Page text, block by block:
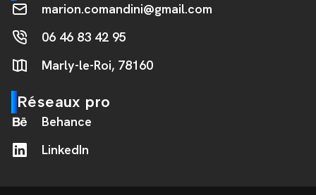
marion.comandini@gmail.com
06 46 83 42 95
Marly-le-Roi, 78160
Réseaux pro
Behance
LinkedIn